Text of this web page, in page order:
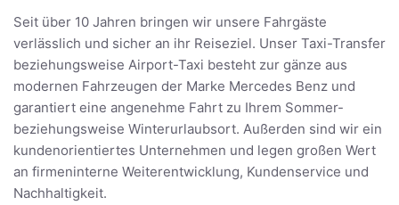
Seit über 10 Jahren bringen wir unsere Fahrgäste
verlässlich und sicher an ihr Reiseziel. Unser Taxi-Transfer
beziehungsweise Airport-Taxi besteht zur gänze aus
modernen Fahrzeugen der Marke Mercedes Benz und
garantiert eine angenehme Fahrt zu Ihrem Sommer-
beziehungsweise Winterurlaubsort. Außerden sind wir ein
kundenorientiertes Unternehmen und legen großen Wert
an firmeninterne Weiterentwicklung, Kundenservice und
Nachhaltigkeit.